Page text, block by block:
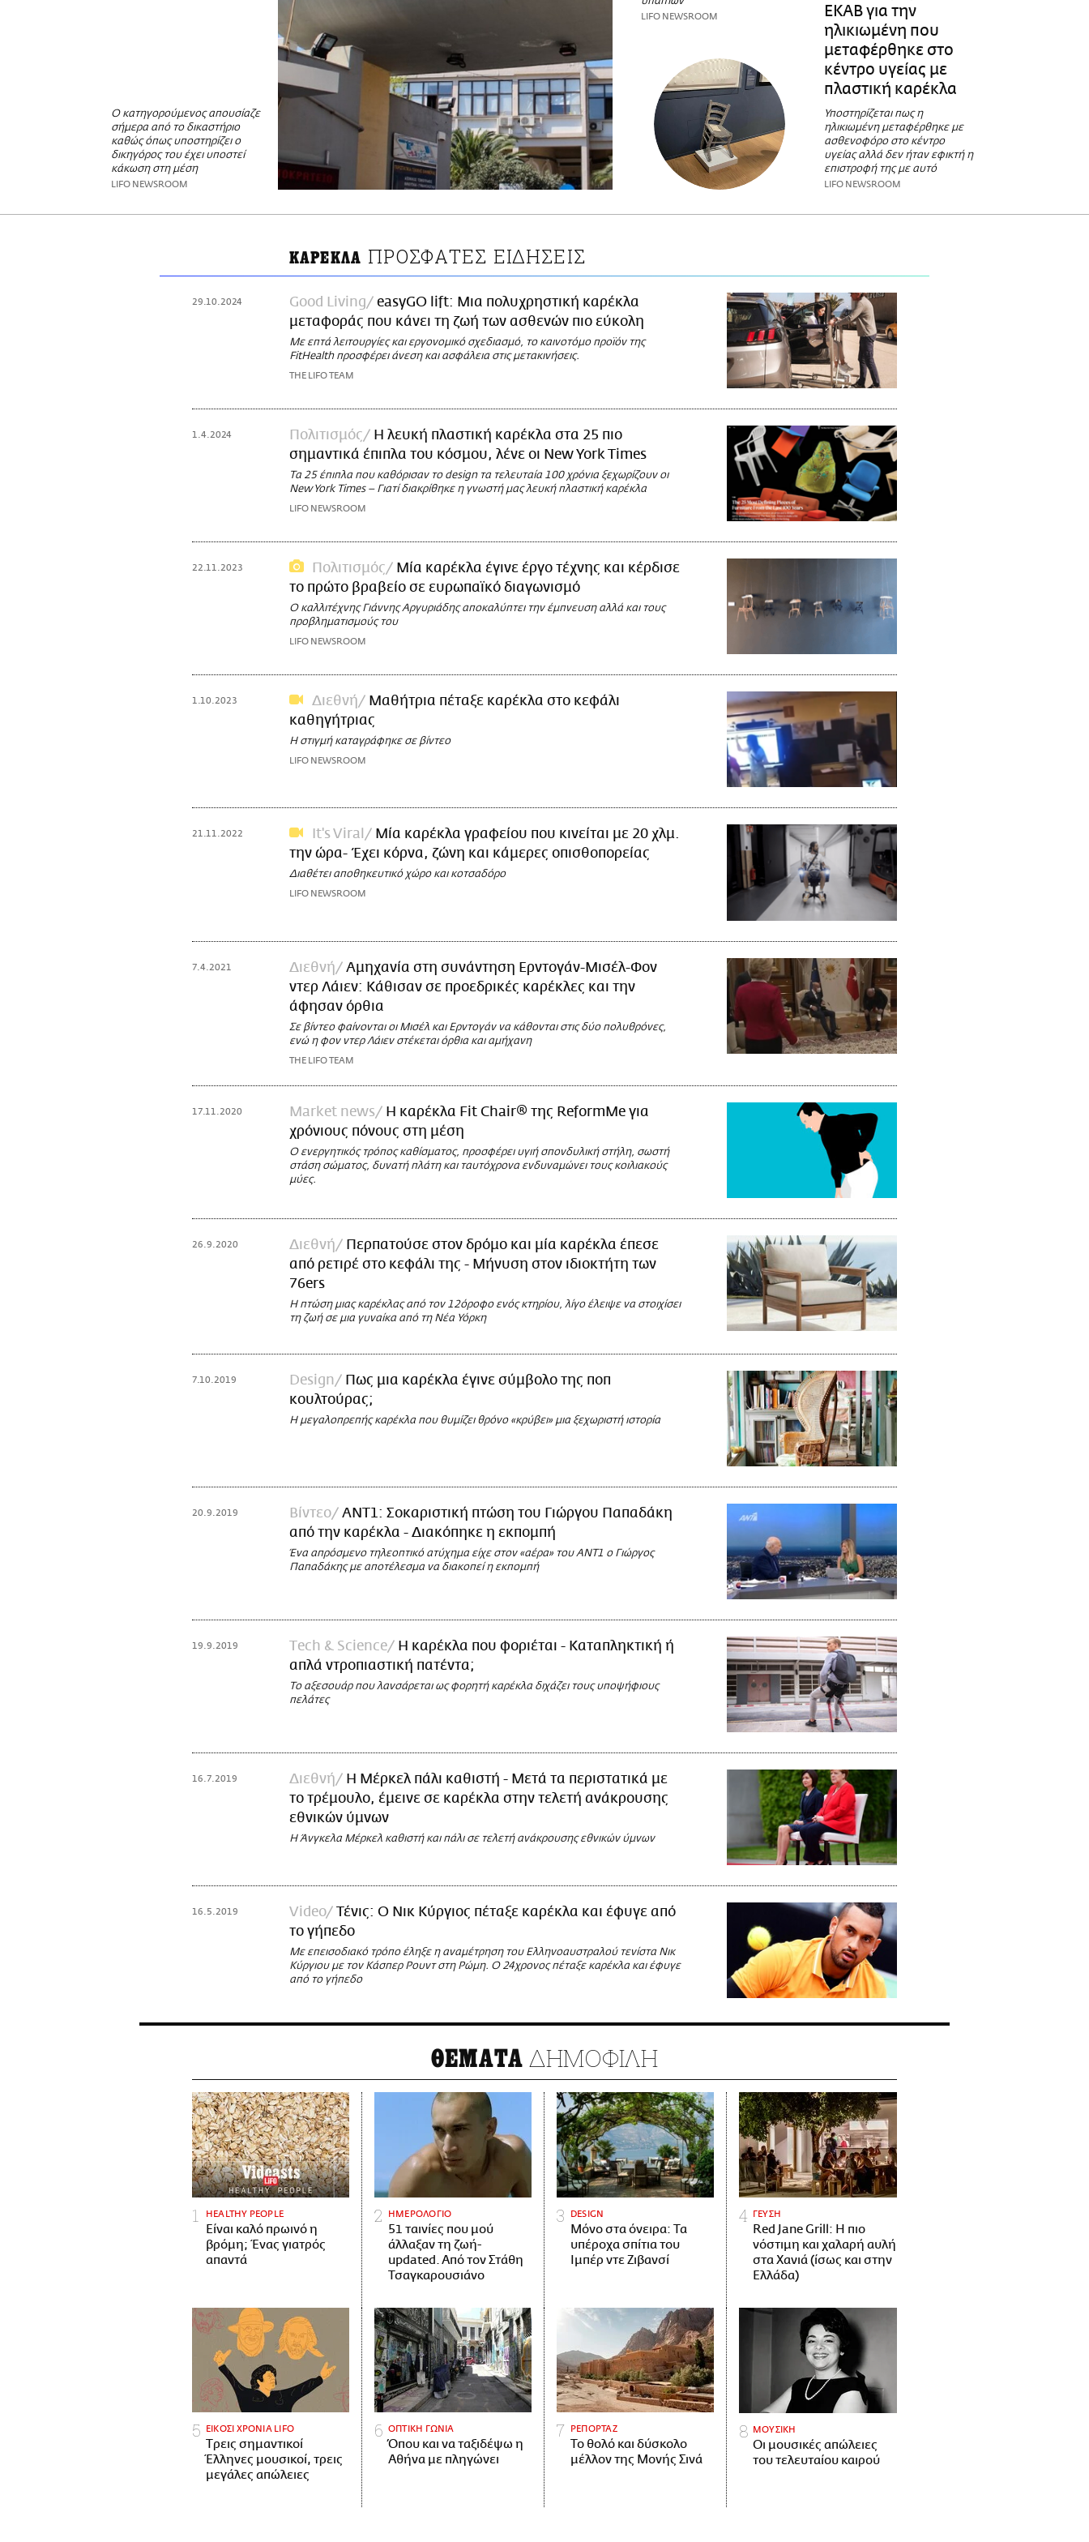
Ο κατηγορούμενος απουσίαζε
σήμερα από το δικαστήριο
καθώς όπως υποστηρίζει ο
δικηγόρος του έχει υποστεί
κάκωση στη μέση
LIFO NEWSROOM
LIFO NEWSROOM
ΕΚΑΒ για την
ηλικιωμένη που
μεταφέρθηκε στο
κέντρο υγείας με
πλαστική καρέκλα
Υποστηρίζεται πως η
ηλικιωμένη μεταφέρθηκε με
ασθενοφόρο στο κέντρο
υγείας αλλά δεν ήταν εφικτή η
επιστροφή της με αυτό
LIFO NEWSROOM
ΚΑΡΕΚΛΑ ΠΡΟΣΦΑΤΕΣ ΕΙΔΗΣΕΙΣ
29.10.2024 Good Living
easyGO lift: Μια πολυχρηστική καρέκλα
μεταφοράς που κάνει τη ζωή των ασθενών πιο εύκολη
Με επτά λειτουργίες και εργονομικό σχεδιασμό, το καινοτόμο προϊόν της
FitHealth προσφέρει άνεση και ασφάλεια στις μετακινήσεις.
THE LIFO TEAM
1.4.2024 Πολιτισμός
Η λευκή πλαστική καρέκλα στα 25 πιο
σημαντικά έπιπλα του κόσμου, λένε οι New York Times
Τα 25 έπιπλα που καθόρισαν το design τα τελευταία 100 χρόνια ξεχωρίζουν οι
New York Times – Γιατί διακρίθηκε η γνωστή μας λευκή πλαστική καρέκλα
LIFO NEWSROOM
22.11.2023 Πολιτισμός
Μία καρέκλα έγινε έργο τέχνης και κέρδισε
το πρώτο βραβείο σε ευρωπαϊκό διαγωνισμό
Ο καλλιτέχνης Γιάννης Αργυριάδης αποκαλύπτει την έμπνευση αλλά και τους
προβληματισμούς του
LIFO NEWSROOM
1.10.2023 Διεθνή
Μαθήτρια πέταξε καρέκλα στο κεφάλι
καθηγήτριας
Η στιγμή καταγράφηκε σε βίντεο
LIFO NEWSROOM
21.11.2022 It's Viral
Μία καρέκλα γραφείου που κινείται με 20 χλμ.
την ώρα- Έχει κόρνα, ζώνη και κάμερες οπισθοπορείας
Διαθέτει αποθηκευτικό χώρο και κοτσαδόρο
LIFO NEWSROOM
7.4.2021 Διεθνή
Αμηχανία στη συνάντηση Ερντογάν-Μισέλ-Φον
ντερ Λάιεν: Κάθισαν σε προεδρικές καρέκλες και την
άφησαν όρθια
Σε βίντεο φαίνονται οι Μισέλ και Ερντογάν να κάθονται στις δύο πολυθρόνες,
ενώ η φον ντερ Λάιεν στέκεται όρθια και αμήχανη
THE LIFO TEAM
17.11.2020 Market news
Η καρέκλα Fit Chair® της ReformMe για
χρόνιους πόνους στη μέση
Ο ενεργητικός τρόπος καθίσματος, προσφέρει υγιή σπονδυλική στήλη, σωστή
στάση σώματος, δυνατή πλάτη και ταυτόχρονα ενδυναμώνει τους κοιλιακούς
μύες.
26.9.2020 Διεθνή
Περπατούσε στον δρόμο και μία καρέκλα έπεσε
από ρετιρέ στο κεφάλι της - Μήνυση στον ιδιοκτήτη των
76ers
Η πτώση μιας καρέκλας από τον 12όροφο ενός κτηρίου, λίγο έλειψε να στοιχίσει
τη ζωή σε μια γυναίκα από τη Νέα Υόρκη
7.10.2019 Design
Πως μια καρέκλα έγινε σύμβολο της ποπ
κουλτούρας;
Η μεγαλοπρεπής καρέκλα που θυμίζει θρόνο «κρύβει» μια ξεχωριστή ιστορία
20.9.2019 Βίντεο
ΑΝΤ1: Σοκαριστική πτώση του Γιώργου Παπαδάκη
από την καρέκλα - Διακόπηκε η εκπομπή
Ένα απρόσμενο τηλεοπτικό ατύχημα είχε στον «αέρα» του ΑΝΤ1 ο Γιώργος
Παπαδάκης με αποτέλεσμα να διακοπεί η εκπομπή
19.9.2019 Τech & Science
Η καρέκλα που φοριέται - Καταπληκτική ή
απλά ντροπιαστική πατέντα;
Το αξεσουάρ που λανσάρεται ως φορητή καρέκλα διχάζει τους υποψήφιους
πελάτες
16.7.2019 Διεθνή
Η Μέρκελ πάλι καθιστή - Μετά τα περιστατικά με
το τρέμουλο, έμεινε σε καρέκλα στην τελετή ανάκρουσης
εθνικών ύμνων
Η Άνγκελα Μέρκελ καθιστή και πάλι σε τελετή ανάκρουσης εθνικών ύμνων
16.5.2019 Video
Τένις: Ο Νικ Κύργιος πέταξε καρέκλα και έφυγε από
το γήπεδο
Με επεισοδιακό τρόπο έληξε η αναμέτρηση του Ελληνοαυστραλού τενίστα Νικ
Κύργιου με τον Κάσπερ Ρουντ στη Ρώμη. Ο 24χρονος πέταξε καρέκλα και έφυγε
από το γήπεδο
ΘΕΜΑΤΑ ΔΗΜΟΦΙΛΗ
HEALTHY PEOPLE
Είναι καλό πρωινό η
βρόμη; Ένας γιατρός
απαντά
ΗΜΕΡΟΛΟΓΙΟ
51 ταινίες που μού
άλλαξαν τη ζωή-
updated. Aπό τον Στάθη
Τσαγκαρουσιάνο
DESIGN
Μόνο στα όνειρα: Τα
υπέροχα σπίτια του
Ιμπέρ ντε Ζιβανσί
ΓΕΥΣΗ
Red Jane Grill: Η πιο
νόστιμη και χαλαρή αυλή
στα Χανιά (ίσως και στην
Ελλάδα)
ΕΙΚΟΣΙ ΧΡΟΝΙΑ LIFO
Tρεις σημαντικοί
Έλληνες μουσικοί, τρεις
μεγάλες απώλειες
ΟΠΤΙΚΗ ΓΩΝΙΑ
Όπου και να ταξιδέψω η
Αθήνα με πληγώνει
ΡΕΠΟΡΤΑΖ
Το θολό και δύσκολο
μέλλον της Μονής Σινά
ΜΟΥΣΙΚΗ
Οι μουσικές απώλειες
του τελευταίου καιρού